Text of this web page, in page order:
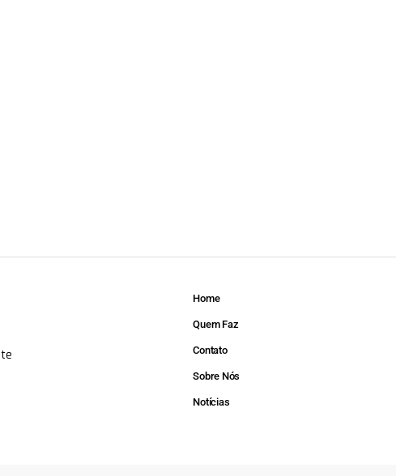
Home
Quem Faz
Contato
Sobre Nós
Notícias